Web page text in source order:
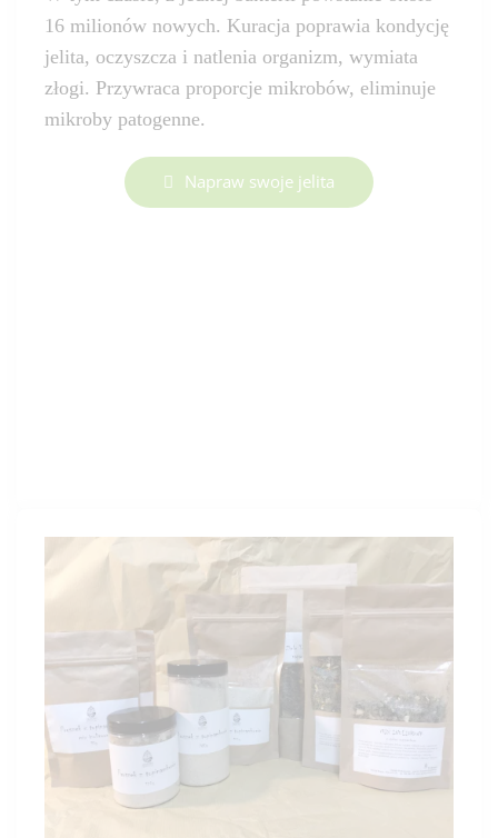
16 milionów nowych. Kuracja poprawia kondycję
jelita, oczyszcza i natlenia organizm, wymiata
złogi. Przywraca proporcje mikrobów, eliminuje
mikroby patogenne.
Napraw swoje jelita